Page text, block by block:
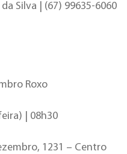
da Silva | (67) 99635-6060
Roxo
| 08h30
1231 – Centro